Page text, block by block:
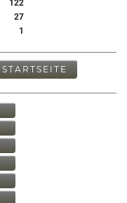
122
27
1
STARTSEITE